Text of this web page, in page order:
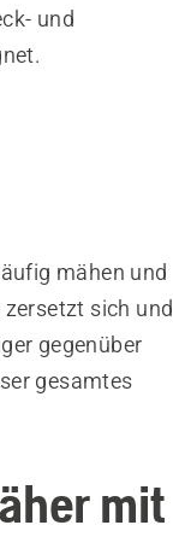
und
mähen und
sich und
gegenüber
gesamtes
mit